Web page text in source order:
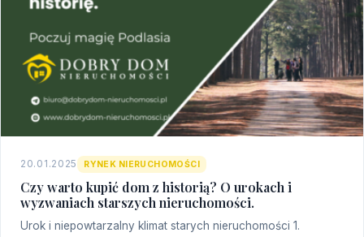
20.01.2025 RYNEK NIERUCHOMOŚCI
Czy warto kupić dom z historią? O urokach i
wyzwaniach starszych nieruchomości.
Urok i niepowtarzalny klimat starych nieruchomości 1.